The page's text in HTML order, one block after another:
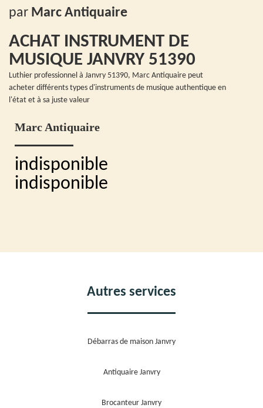
par Marc Antiquaire
ACHAT INSTRUMENT DE
MUSIQUE JANVRY 51390
Luthier professionnel à Janvry 51390, Marc Antiquaire peut
acheter différents types d'instruments de musique authentique en
l'état et à sa juste valeur
Marc Antiquaire
indisponible
indisponible
Autres services
Débarras de maison Janvry
Antiquaire Janvry
Brocanteur Janvry